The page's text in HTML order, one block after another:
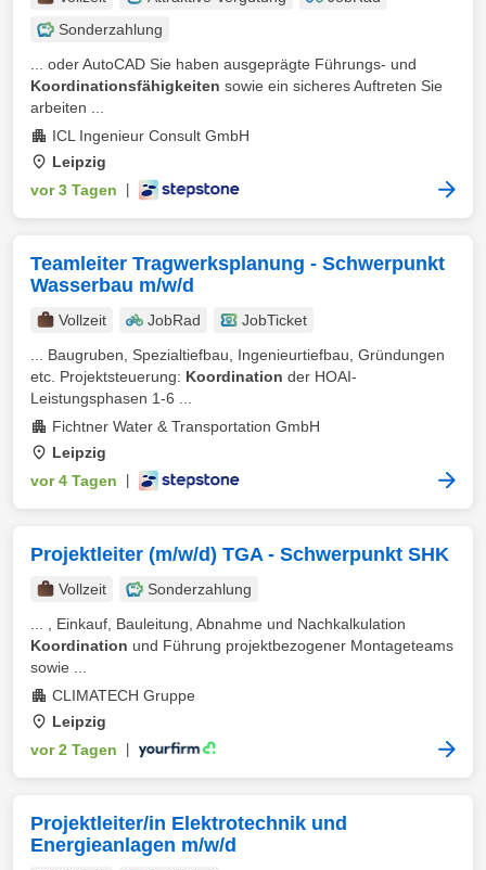
Sonderzahlung
... oder AutoCAD Sie haben ausgeprägte Führungs- und
Koordinationsfähigkeiten sowie ein sicheres Auftreten Sie
arbeiten ...
ICL Ingenieur Consult GmbH
Leipzig
vor 3 Tagen
Teamleiter Tragwerksplanung - Schwerpunkt
Wasserbau m/w/d
Vollzeit JobRad
JobTicket
... Baugruben, Spezialtiefbau, Ingenieurtiefbau, Gründungen
etc. Projektsteuerung: Koordination der HOAI-
Leistungsphasen 1-6 ...
Fichtner Water & Transportation GmbH
Leipzig
vor 4 Tagen
Projektleiter (m/w/d) TGA - Schwerpunkt SHK
Vollzeit
Sonderzahlung
... , Einkauf, Bauleitung, Abnahme und Nachkalkulation
Koordination und Führung projektbezogener Montageteams
sowie ...
CLIMATECH Gruppe
Leipzig
vor 2 Tagen
Projektleiter/in Elektrotechnik und
Energieanlagen m/w/d